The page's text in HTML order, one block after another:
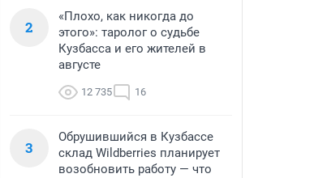
2
«Плохо, как никогда до
этого»: таролог о судьбе
Кузбасса и его жителей в
августе
12 735 16
3
Обрушившийся в Кузбассе
склад Wildberries планирует
возобновить работу — что